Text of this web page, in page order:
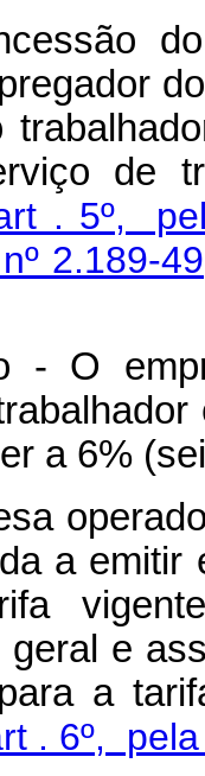
de
. 5º,
2.189-
- O
a 6%
a emitir
e
los
. 6º,